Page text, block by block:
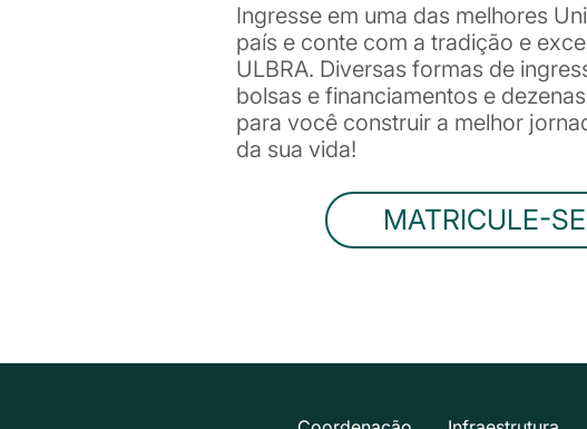
Ingresse em uma das melhores
país e conte com a tradição e
ULBRA. Diversas formas de
bolsas e financiamentos e
para você construir a melhor
da sua vida!
MATRICULE-SE